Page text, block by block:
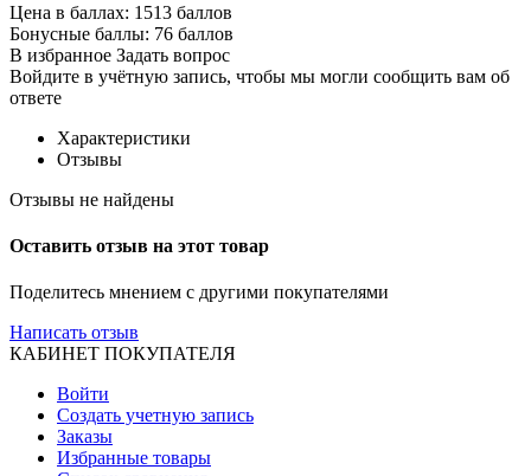
Цена в баллах: 1513 баллов
Бонусные баллы: 76 баллов
В избранное Задать вопрос
Войдите в учётную запись, чтобы мы могли сообщить вам об
ответе
Характеристики
Отзывы
Отзывы не найдены
Оставить отзыв на этот товар
Поделитесь мнением с другими покупателями
Написать отзыв
КАБИНЕТ ПОКУПАТЕЛЯ
Войти
Создать учетную запись
Заказы
Избранные товары